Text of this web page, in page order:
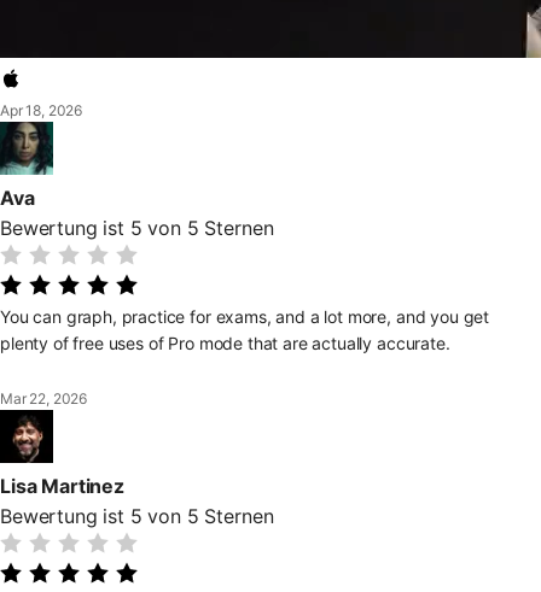
Apr 18, 2026
Ava
Bewertung ist 5 von 5 Sternen
You can graph, practice for exams, and a lot more, and you get
plenty of free uses of Pro mode that are actually accurate.
Mar 22, 2026
Lisa Martinez
Bewertung ist 5 von 5 Sternen